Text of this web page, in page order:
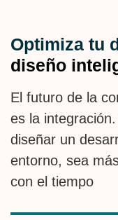
Optimiza tu
diseño
El futuro de la
es la
diseñar un
entorno, sea
con el tiempo